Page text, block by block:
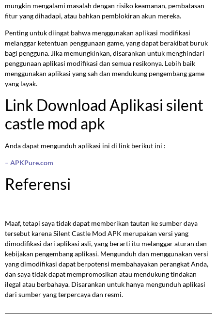
mungkin mengalami masalah dengan risiko keamanan, pembatasan
fitur yang dihadapi, atau bahkan pemblokiran akun mereka.
Penting untuk diingat bahwa menggunakan aplikasi modifikasi
melanggar ketentuan penggunaan game, yang dapat berakibat buruk
bagi pengguna. Jika memungkinkan, disarankan untuk menghindari
penggunaan aplikasi modifikasi dan semua resikonya. Lebih baik
menggunakan aplikasi yang sah dan mendukung pengembang game
yang layak.
Link Download Aplikasi silent
castle mod apk
Anda dapat mengunduh aplikasi ini di link berikut ini :
– APKPure.com
Referensi
Maaf, tetapi saya tidak dapat memberikan tautan ke sumber daya
tersebut karena Silent Castle Mod APK merupakan versi yang
dimodifikasi dari aplikasi asli, yang berarti itu melanggar aturan dan
kebijakan pengembang aplikasi. Mengunduh dan menggunakan versi
yang dimodifikasi dapat berpotensi membahayakan perangkat Anda,
dan saya tidak dapat mempromosikan atau mendukung tindakan
ilegal atau berbahaya. Disarankan untuk hanya mengunduh aplikasi
dari sumber yang terpercaya dan resmi.